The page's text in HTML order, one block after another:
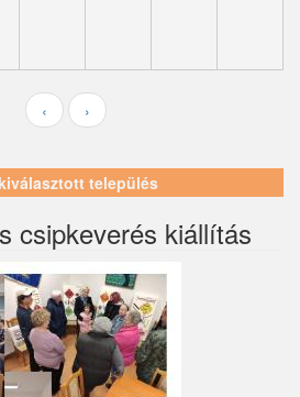
‹ ›
település
csipkeverés kiállítás